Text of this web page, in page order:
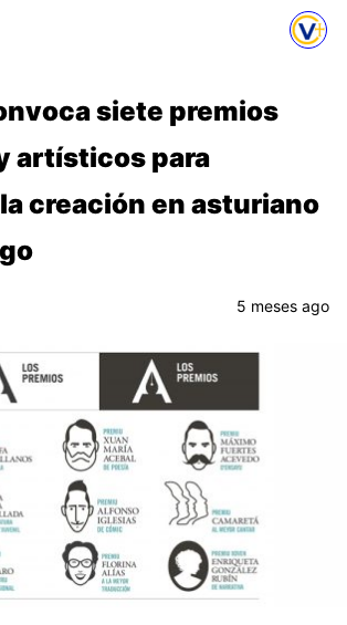
siete premios
artísticos para
creación en asturiano
5 meses ago